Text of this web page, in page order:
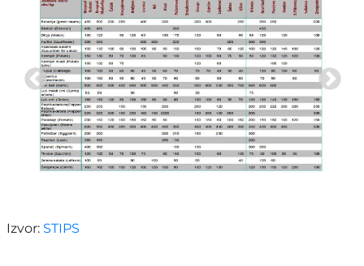
Izvor: STIPS